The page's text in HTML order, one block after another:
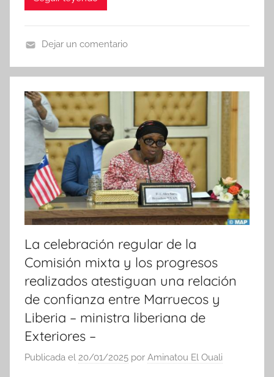
o
t
i
c
s
Dejar un comentario
La celebración regular de la
Comisión mixta y los progresos
realizados atestiguan una relación
de confianza entre Marruecos y
Liberia – ministra liberiana de
Exteriores –
Publicada el 20/01/2025 por Aminatou El Ouali